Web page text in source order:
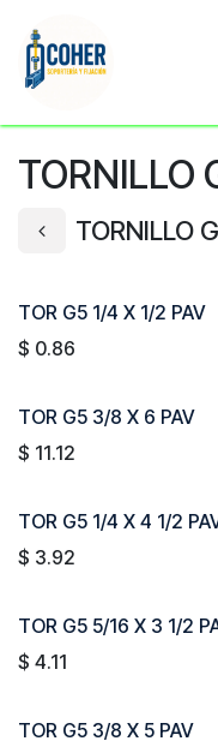
TORNILLO
TORNILLO
TOR G5 1/4 X 1/2 PAV
$ 0.86
TOR G5 3/8 X 6 PAV
$ 11.12
TOR G5 1/4 X 4 1/2
$ 3.92
TOR G5 5/16 X 3 1/2
$ 4.11
TOR G5 3/8 X 5 PAV